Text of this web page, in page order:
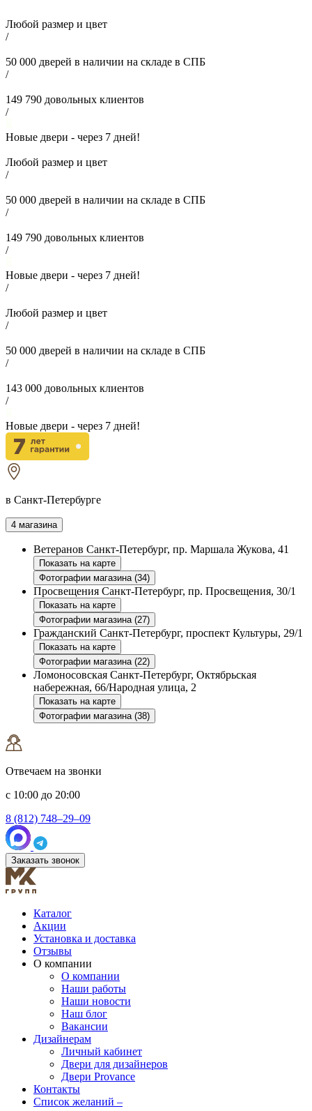
Любой размер и цвет
/
50 000 дверей в наличии на складе в СПБ
/
149 790 довольных клиентов
/
Новые двери - через 7 дней!
Любой размер и цвет
/
50 000 дверей в наличии на складе в СПБ
/
149 790 довольных клиентов
/
Новые двери - через 7 дней!
/
Любой размер и цвет
/
50 000 дверей в наличии на складе в СПБ
/
143 000 довольных клиентов
/
Новые двери - через 7 дней!
в Санкт-Петербурге
4 магазина
Ветеранов Санкт-Петербург, пр. Маршала Жукова, 41
Показать на карте
Фотографии магазина (34)
Просвещения Санкт-Петербург, пр. Просвещения, 30/1
Показать на карте
Фотографии магазина (27)
Гражданский Санкт-Петербург, проспект Культуры, 29/1
Показать на карте
Фотографии магазина (22)
Ломоносовская Санкт-Петербург, Октябрьская
набережная, 66/Народная улица, 2
Показать на карте
Фотографии магазина (38)
Отвечаем на звонки
с 10:00 до 20:00
8 (812) 748–29–09
Заказать звонок
Каталог
Акции
Установка и доставка
Отзывы
О компании
О компании
Наши работы
Наши новости
Наш блог
Вакансии
Дизайнерам
Личный кабинет
Двери для дизайнеров
Двери Provance
Контакты
Список желаний –